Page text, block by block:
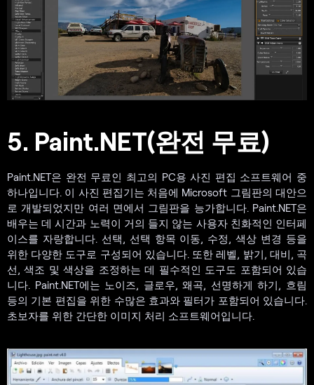
5. Paint.NET(완전 무료)
Paint.NET은 완전 무료인 최고의 PC용 사진 편집 소프트웨어 중
하나입니다. 이 사진 편집기는 처음에 Microsoft 그림판의 대안으
로 개발되었지만 여러 면에서 그림판을 능가합니다. Paint.NET은
배우는 데 시간과 노력이 거의 들지 않는 사용자 친화적인 인터페
이스를 자랑합니다. 선택, 선택 항목 이동, 수정, 색상 변경 등을
위한 다양한 도구로 구성되어 있습니다. 또한 레벨, 밝기, 대비, 곡
선, 색조 및 색상을 조정하는 데 필수적인 도구도 포함되어 있습
니다. Paint.NET에는 노이즈, 글로우, 왜곡, 선명하게 하기, 흐림
등의 기본 편집을 위한 수많은 효과와 필터가 포함되어 있습니다.
초보자를 위한 간단한 이미지 처리 소프트웨어입니다.